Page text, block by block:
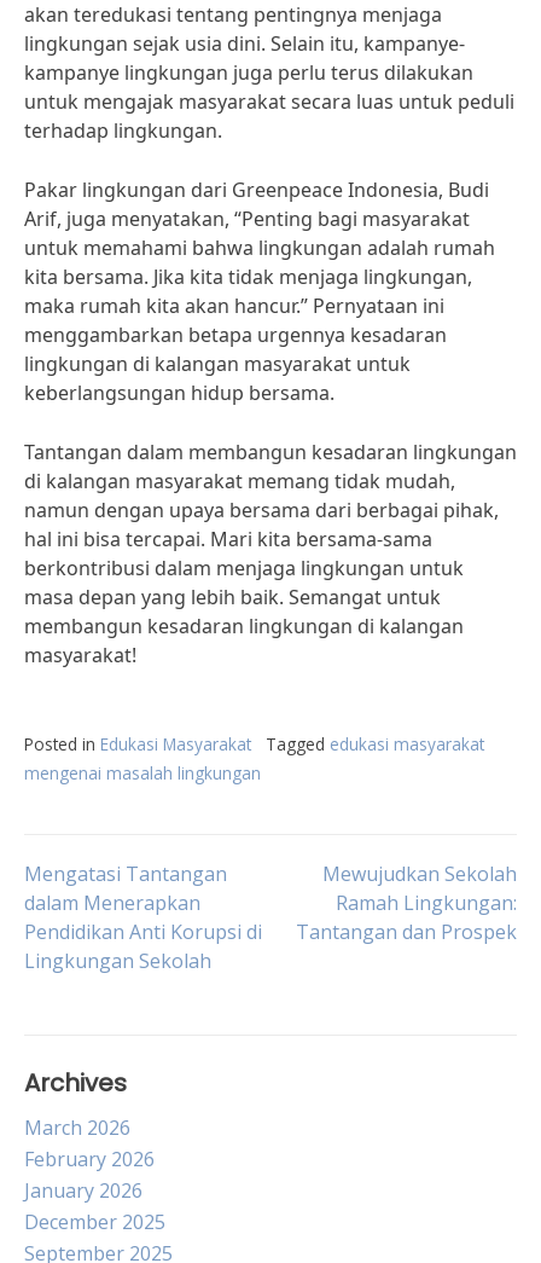
akan teredukasi tentang pentingnya menjaga
lingkungan sejak usia dini. Selain itu, kampanye-
kampanye lingkungan juga perlu terus dilakukan
untuk mengajak masyarakat secara luas untuk peduli
terhadap lingkungan.
Pakar lingkungan dari Greenpeace Indonesia, Budi
Arif, juga menyatakan, “Penting bagi masyarakat
untuk memahami bahwa lingkungan adalah rumah
kita bersama. Jika kita tidak menjaga lingkungan,
maka rumah kita akan hancur.” Pernyataan ini
menggambarkan betapa urgennya kesadaran
lingkungan di kalangan masyarakat untuk
keberlangsungan hidup bersama.
Tantangan dalam membangun kesadaran lingkungan
di kalangan masyarakat memang tidak mudah,
namun dengan upaya bersama dari berbagai pihak,
hal ini bisa tercapai. Mari kita bersama-sama
berkontribusi dalam menjaga lingkungan untuk
masa depan yang lebih baik. Semangat untuk
membangun kesadaran lingkungan di kalangan
masyarakat!
Posted in Edukasi Masyarakat Tagged edukasi masyarakat
mengenai masalah lingkungan
Post
navigation
Mengatasi Tantangan
dalam Menerapkan
Pendidikan Anti Korupsi di
Lingkungan Sekolah
Mewujudkan Sekolah
Ramah Lingkungan:
Tantangan dan Prospek
Archives
March 2026
February 2026
January 2026
December 2025
September 2025